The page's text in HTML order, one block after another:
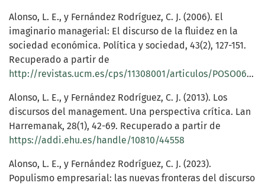
Alonso, L. E., y Fernández Rodríguez, C. J. (2006). El
imaginario managerial: El discurso de la fluidez en la
sociedad económica. Política y sociedad, 43(2), 127-151.
Recuperado a partir de
http://revistas.ucm.es/cps/11308001/articulos/POSO0606220127A.PDF
Alonso, L. E., y Fernández Rodríguez, C. J. (2013). Los
discursos del management. Una perspectiva crítica. Lan
Harremanak, 28(1), 42-69. Recuperado a partir de
https://addi.ehu.es/handle/10810/44558
Alonso, L. E., y Fernández Rodríguez, C. J. (2023).
Populismo empresarial: las nuevas fronteras del discurso